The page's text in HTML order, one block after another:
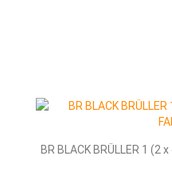
BR BLACK BRÜLLER 1 (2